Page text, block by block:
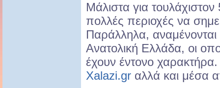
Μάλιστα για
πολλές περιοχές να
Παράλληλα, αναμένονται
Ανατολική Ελλάδα, οι
έχουν έντονο
Χalazi.gr αλλά και μέσα